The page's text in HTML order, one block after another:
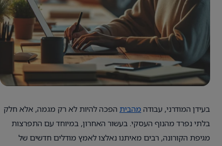
בעידן המודרני, עבודה מהבית הפכה להיות לא רק מגמה, אלא חלק
בלתי נפרד מהנוף העסקי. בעשור האחרון, במיוחד עם התפרצות
מגיפת הקורונה, רבים מאיתנו נאלצו לאמץ מודלים חדשים של